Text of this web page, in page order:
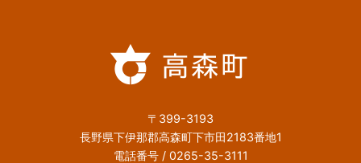
〒399-3193
長野県下伊那郡高森町下市田2183番地1
電話番号 / 0265-35-3111